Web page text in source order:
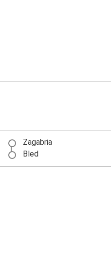
Zagabria
Bled